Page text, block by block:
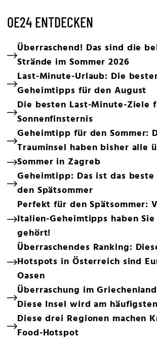
OE24 ENTDECKEN
Überraschend! Das sind die
Strände im Sommer 2026
Last-Minute-Urlaub: Die
Geheimtipps für den August
Die besten Last-Minute-Ziele
Sonnenfinsternis
Geheimtipp für den Sommer:
Trauminsel haben bisher alle
Sommer in Zagreb
Geheimtipp: Das ist das
den Spätsommer
Perfekt für den Spätsommer:
Italien-Geheimtipps haben
gehört!
Überraschendes Ranking:
Hotspots in Österreich sind
Oasen
Überraschung im
Diese Insel wird am
Diese drei Regionen machen
Food-Hotspot